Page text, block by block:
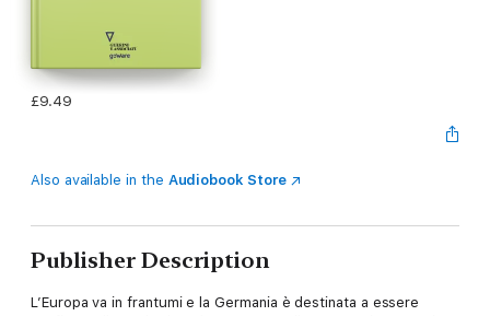
£9.49
Also available in the Audiobook Store
Publisher Description
L’Europa va in frantumi e la Germania è destinata a essere